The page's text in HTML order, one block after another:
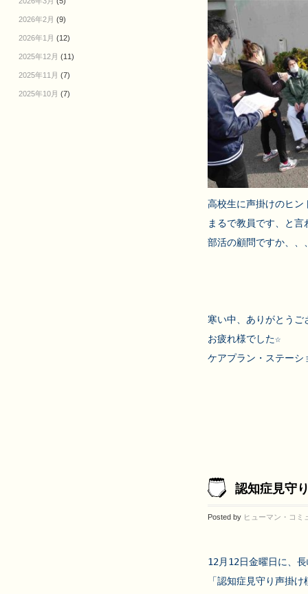
2026年2月 (9)
2026年1月 (12)
2025年12月 (11)
2025年11月 (7)
2025年10月 (7)
高校生に声掛けのヒン
まるで教員です、と言
部活の顧問ですか、
寒い中、ありがとうご
お疲れ様でした☆
ケアプラン・ステーシ
認知症見守
Posted by ヒューマン・コミ
12月12日金曜日に、
「認知症見守り声掛